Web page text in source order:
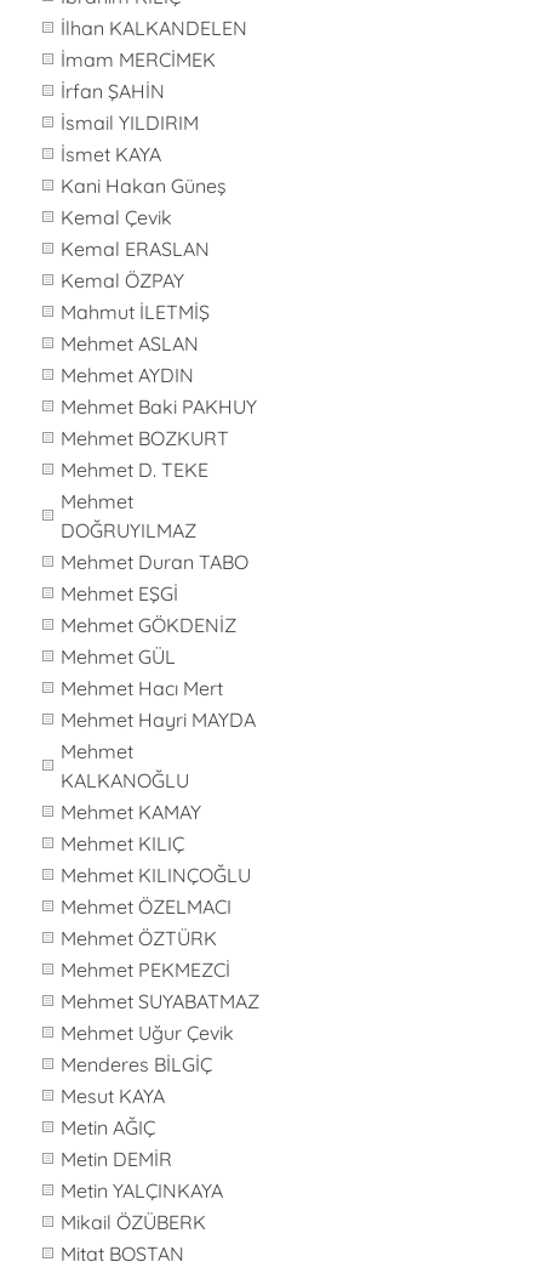
İlhan KALKANDELEN
İmam MERCİMEK
İrfan ŞAHİN
İsmail YILDIRIM
İsmet KAYA
Kani Hakan Güneş
Kemal Çevik
Kemal ERASLAN
Kemal ÖZPAY
Mahmut İLETMİŞ
Mehmet ASLAN
Mehmet AYDIN
Mehmet Baki PAKHUY
Mehmet BOZKURT
Mehmet D. TEKE
Mehmet
DOĞRUYILMAZ
Mehmet Duran TABO
Mehmet EŞGİ
Mehmet GÖKDENİZ
Mehmet GÜL
Mehmet Hacı Mert
Mehmet Hayri MAYDA
Mehmet
KALKANOĞLU
Mehmet KAMAY
Mehmet KILIÇ
Mehmet KILINÇOĞLU
Mehmet ÖZELMACI
Mehmet ÖZTÜRK
Mehmet PEKMEZCİ
Mehmet SUYABATMAZ
Mehmet Uğur Çevik
Menderes BİLGİÇ
Mesut KAYA
Metin AĞIÇ
Metin DEMİR
Metin YALÇINKAYA
Mikail ÖZÜBERK
Mitat BOSTAN